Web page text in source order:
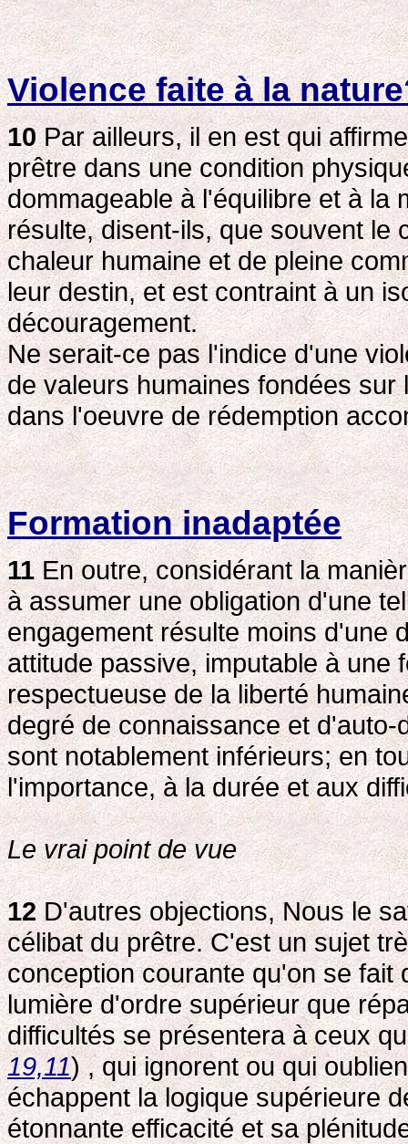
Violence faite à la
10Par ailleurs, il en est qui
prêtre dans une condition
dommageable à l'équilibre et à la
résulte, disent-ils, que souvent le
chaleur humaine et de pleine
leur destin, et est contraint à un
découragement.
Ne serait-ce pas l'indice d'une
de valeurs humaines fondées
dans l'oeuvre de rédemption
Formation inadaptée
11En outre, considérant la
à assumer une obligation d'une
engagement résulte moins d'une
attitude passive, imputable à une
respectueuse de la liberté
degré de connaissance et
sont notablement inférieurs; en
l'importance, à la durée et aux
Le vrai point de vue
12D'autres objections, Nous le
célibat du prêtre. C'est un sujet
conception courante qu'on se fait
lumière d'ordre supérieur que
difficultés se présentera à ceux
19,11) , qui ignorent ou qui
échappent la logique supérieure
étonnante efficacité et sa